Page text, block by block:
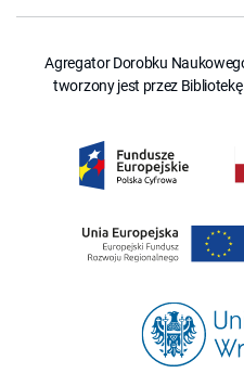
Agregator Dorobku
tworzony jest przez